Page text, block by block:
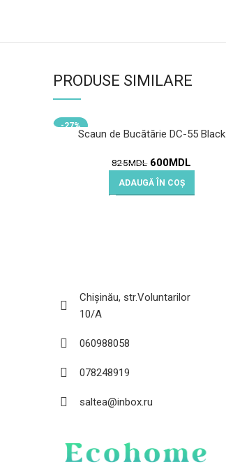
PRODUSE SIMILARE
-27%
Scaun de Bucătărie DC-55 Black
825MDL 600MDL
ADAUGĂ ÎN COȘ
Chișinău, str.Voluntarilor
10/A
060988058
078248919
saltea@inbox.ru